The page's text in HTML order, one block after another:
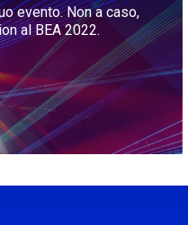
evento. Non a caso,
al BEA 2022.